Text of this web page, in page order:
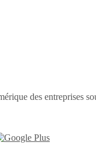
des entreprises